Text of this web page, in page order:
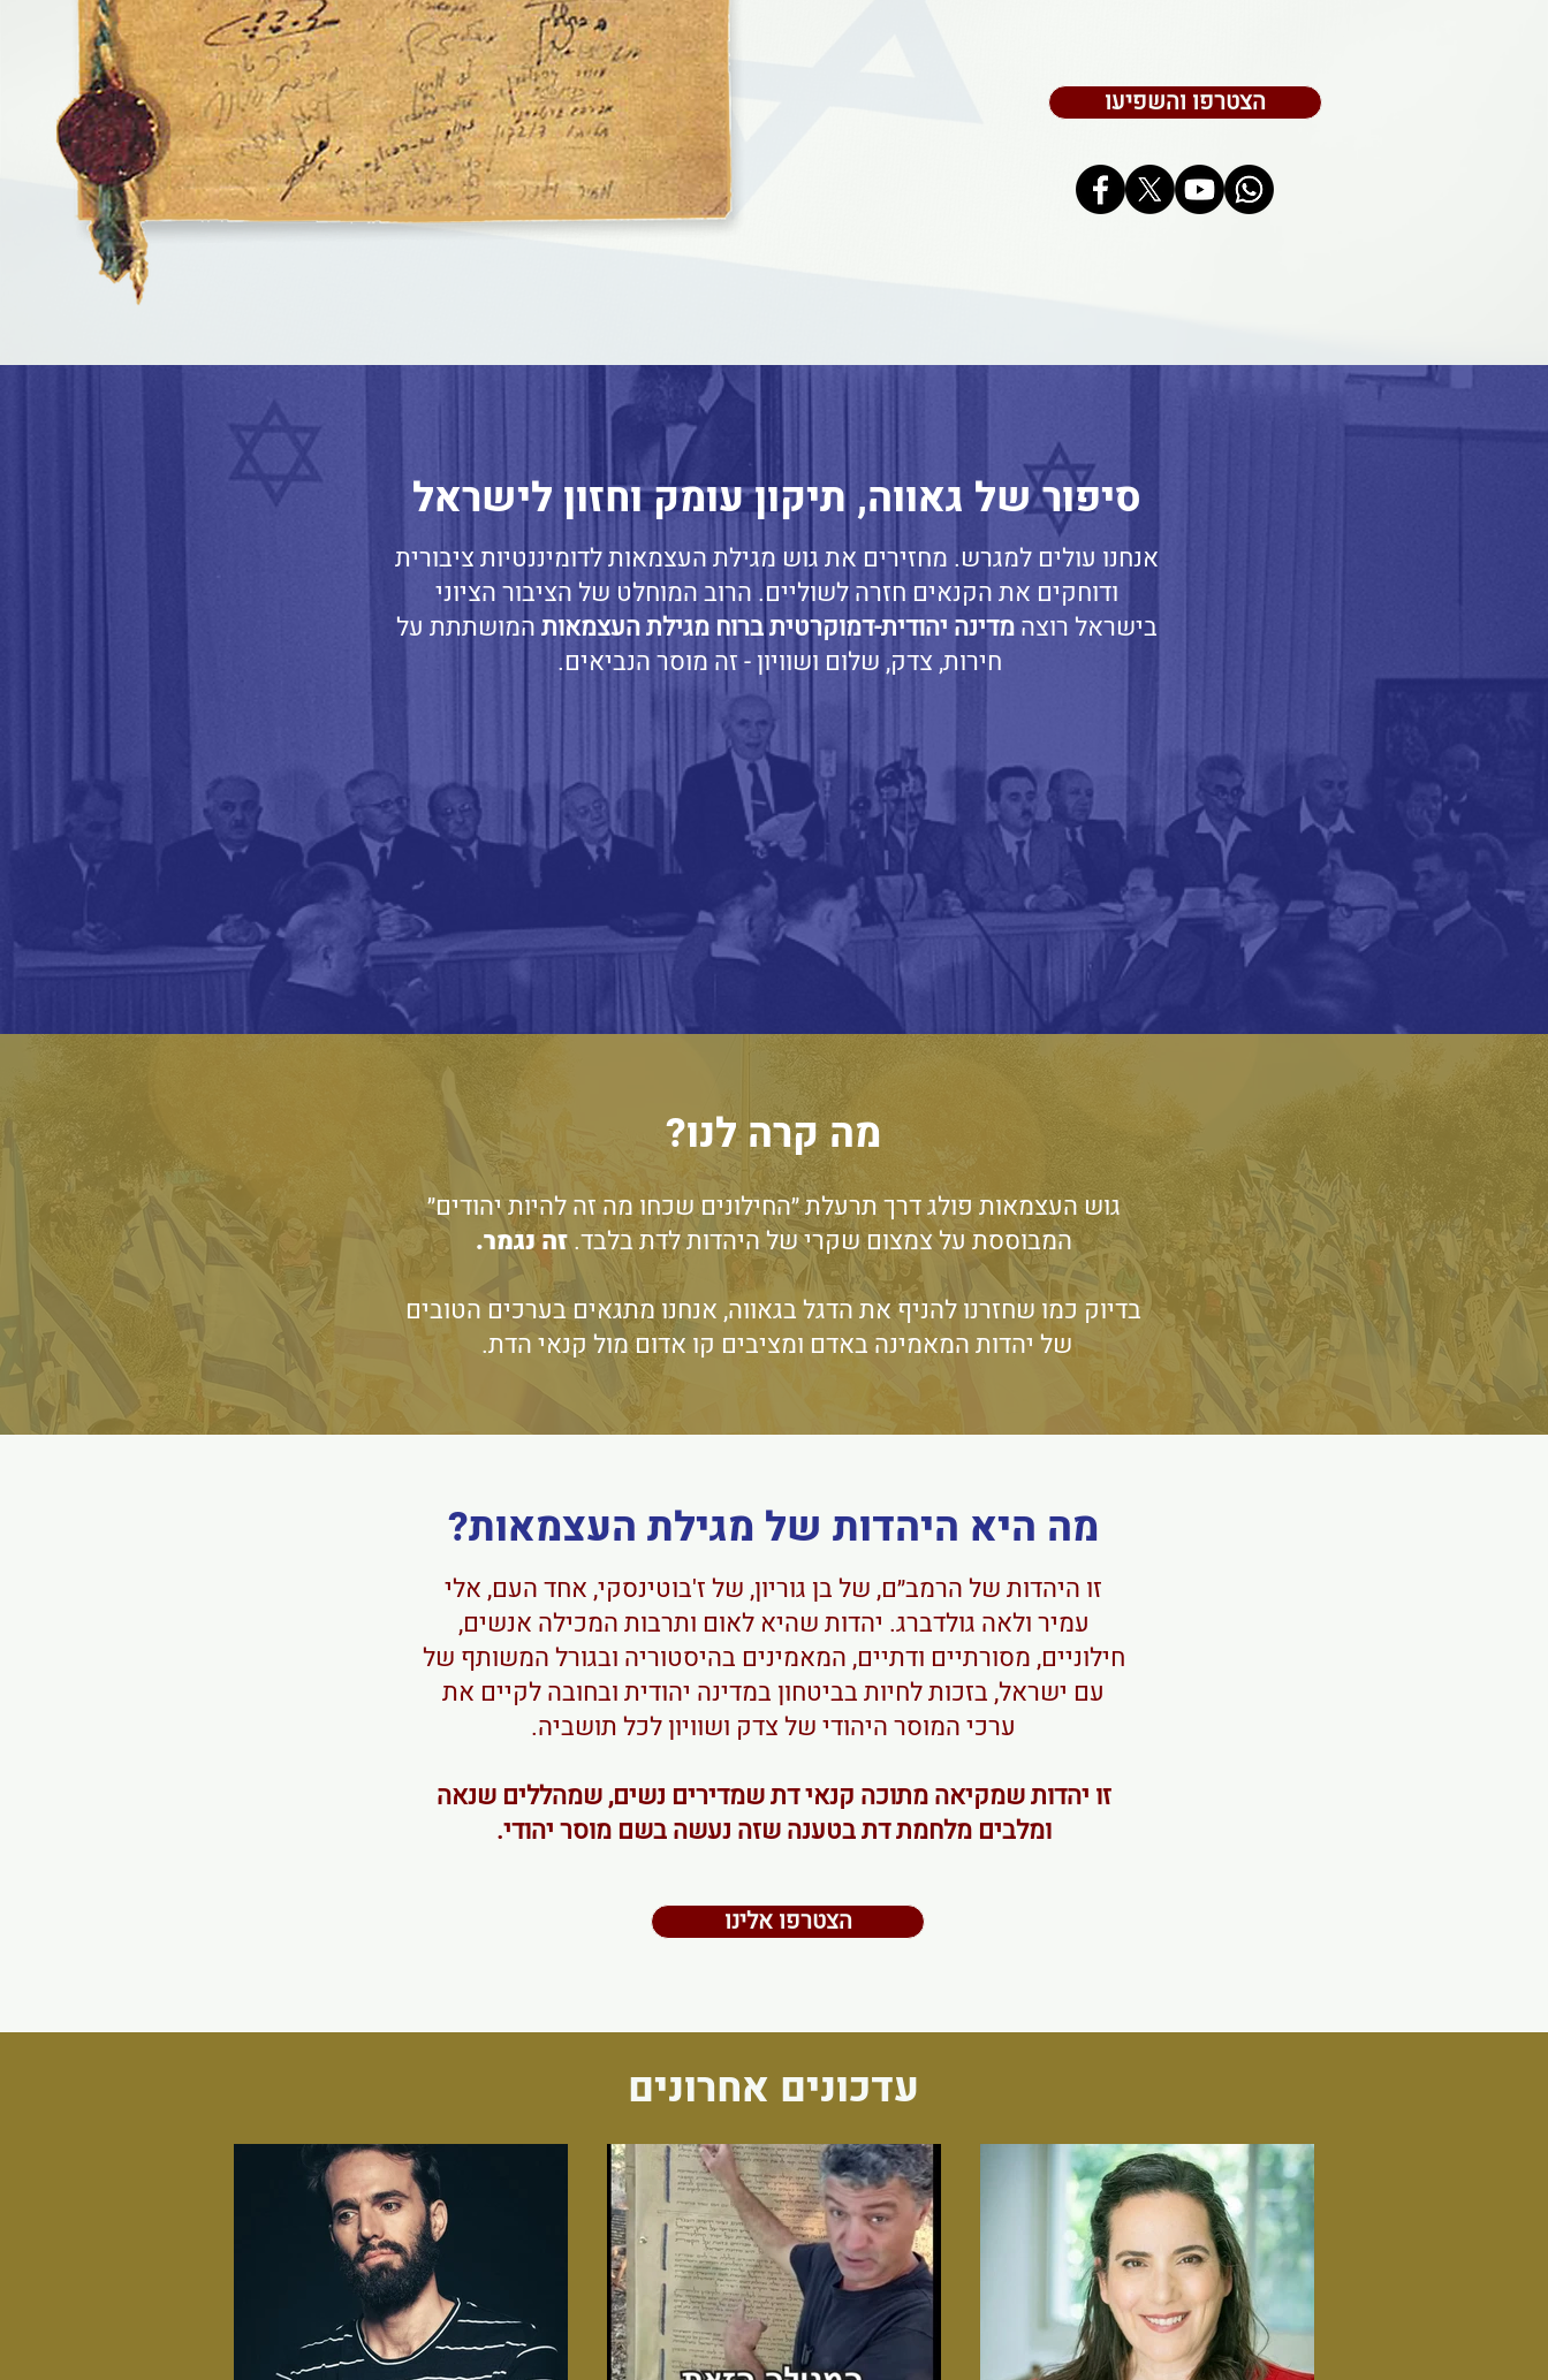
הצטרפו והשפיעו
סיפור של גאווה, תיקון עומק וחזון לישראל
אנחנו עולים למגרש. מחזירים את גוש מגילת העצמאות לדומיננטיות ציבורית
ודוחקים את הקנאים חזרה לשוליים. הרוב המוחלט של הציבור הציוני
בישראל רוצהמדינה יהודית-דמוקרטית ברוח מגילת העצמאותהמושתתת על
חירות, צדק, שלום ושוויון - זה מוסר הנביאים.
מה קרה לנו?
​גוש העצמאות פולג דרך תרעלת ״החילונים שכחו מה זה להיות יהודים״
המבוססת על צמצום שקרי של היהדות לדת בלבד.זה נגמר.
בדיוק כמו שחזרנו להניף את הדגל בגאווה, אנחנו מתגאים בערכים הטובים
של יהדות המאמינה באדם ומציבים קו אדום מול קנאי הדת.
מה היא היהדות של מגילת העצמאות?
זו היהדות של הרמב״ם, של בן גוריון, של ז'בוטינסקי, אחד העם, אלי
עמיר ולאה גולדברג. יהדות שהיא לאום ותרבות המכילה אנשים,
חילוניים, מסורתיים ודתיים, המאמינים בהיסטוריה ובגורל המשותף של
עם ישראל, בזכות לחיות בביטחון במדינה יהודית ובחובה לקיים את
ערכי המוסר היהודי של צדק ושוויון לכל תושביה.
זו יהדות שמקיאה מתוכה קנאי דת שמדירים נשים, שמהללים שנאה
ומלבים מלחמת דת בטענה שזה נעשה בשם מוסר יהודי.
הצטרפו אלינו
עדכונים אחרונים